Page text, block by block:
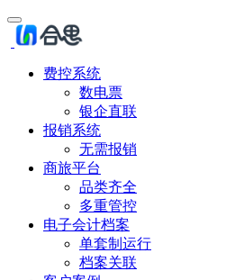
费控系统
数电票
银企直联
报销系统
无需报销
商旅平台
品类齐全
多重管控
电子会计档案
单套制运行
档案关联